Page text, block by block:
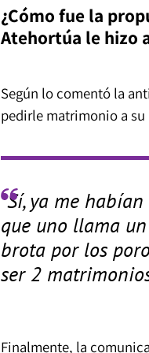
¿Cómo fue la
Atehortúa le hizo
Según lo comentó la
pedirle matrimonio a
"Sí, ya me
que uno llama
brota por los
ser 2
Finalmente, la